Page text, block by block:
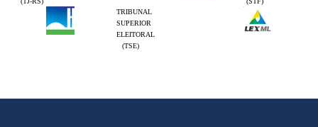
TRIBUNAL
SUPERIOR
ELEITORAL
(TSE)